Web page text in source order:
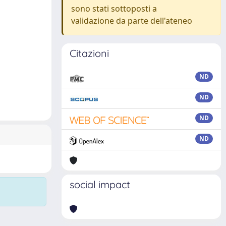
sono stati sottoposti a
validazione da parte dell'ateneo
Citazioni
ND
ND
ND
ND
social impact